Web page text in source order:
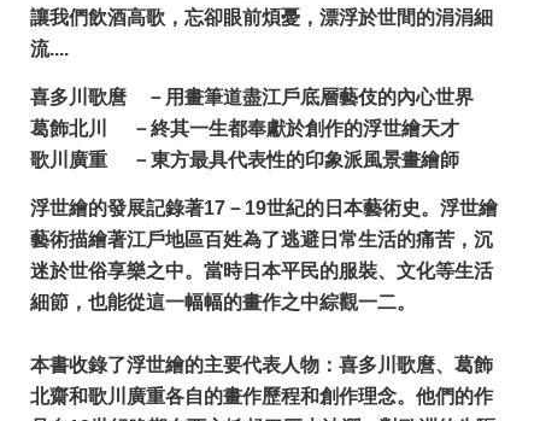
讓我們飲酒高歌，忘卻眼前煩憂，漂浮於世間的涓涓細
流....
喜多川歌麿 －用畫筆道盡江戶底層藝伎的內心世界
葛飾北川 －終其一生都奉獻於創作的浮世繪天才
歌川廣重 －東方最具代表性的印象派風景畫繪師
浮世繪的發展記錄著17－19世紀的日本藝術史。浮世繪
藝術描繪著江戶地區百姓為了逃避日常生活的痛苦，沉
迷於世俗享樂之中。當時日本平民的服裝、文化等生活
細節，也能從這一幅幅的畫作之中綜觀一二。
本書收錄了浮世繪的主要代表人物：喜多川歌麿、葛飾
北齋和歌川廣重各自的畫作歷程和創作理念。他們的作